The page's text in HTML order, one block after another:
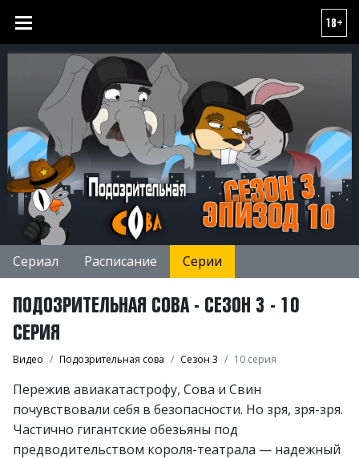
18+
Сериал Расписание Серии
ПОДОЗРИТЕЛЬНАЯ СОВА - СЕЗОН 3 - 10
СЕРИЯ
Видео Подозрительная сова Сезон 3 10 серия
Пережив авиакатастрофу, Сова и Свин
почувствовали себя в безопасности. Но зря, зря-зря.
Частично гигантские обезьяны под
предводительством короля-театрала — надежный